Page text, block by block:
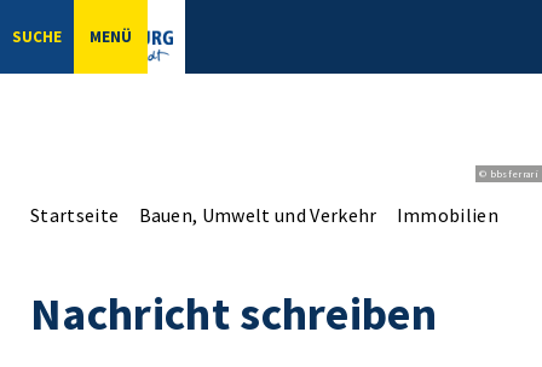
SUCHE MENÜ
© bbsferrari
Startseite Bauen, Umwelt und Verkehr Immobilien
Nachricht schreiben